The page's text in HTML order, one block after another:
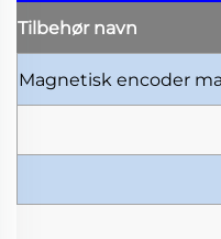
Tilbehør navn
Magnetisk encoder